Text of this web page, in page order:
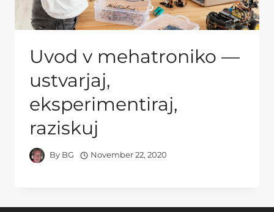
Uvod v mehatroniko —
ustvarjaj,
eksperimentiraj,
raziskuj
By BG November 22, 2020